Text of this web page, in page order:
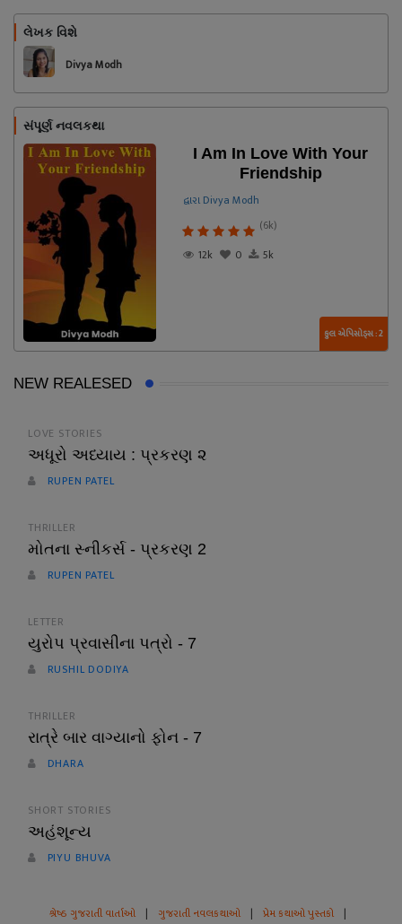
લેખક વિશે
Divya Modh
સંપૂર્ણ નવલકથા
I Am In Love With Your
Friendship
દ્વારા Divya Modh
(6k)
12k
0 5k
કુલ એપિસોડ્સ : 2
NEW REALESED
LOVE STORIES
અધૂરો અધ્યાય : પ્રકરણ ૨
RUPEN PATEL
THRILLER
મોતના સ્નીકર્સ - પ્રકરણ 2
RUPEN PATEL
LETTER
યુરોપ પ્રવાસીના પત્રો - 7
RUSHIL DODIYA
THRILLER
રાત્રે બાર વાગ્યાનો ફોન - 7
DHARA
SHORT STORIES
અહંશૂન્ય
PIYU BHUVA
શ્રેષ્ઠ ગુજરાતી વાર્તાઓ | ગુજરાતી નવલકથાઓ | પ્રેમ કથાઓ પુસ્તકો
|